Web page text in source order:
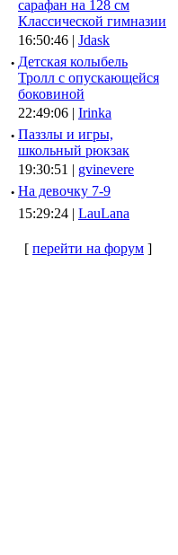
сарафан на 128 см
Классической гимназии
16:50:46 | Jdask
· Детская колыбель
Тролл с опускающейся
боковиной
22:49:06 | Irinka
· Паззлы и игры,
школьный рюкзак
19:30:51 | gvinevere
· Hа девочку 7-9
15:29:24 | LauLana
[ перейти на форум ]